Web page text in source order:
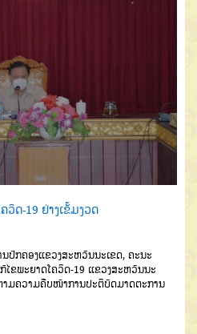
ວິດ-19 ຢ່າງເຂັ້ມງວດ
ນປົກຄອງແຂວງສະຫວັນນະເຂດ, ຄະນະ
ໄຂພະຍາດໂຄວິດ-19 ແຂວງສະຫວັນນະ
າມຄວາມຄືບໜ້າການປະຕິບັດມາດຕະການ